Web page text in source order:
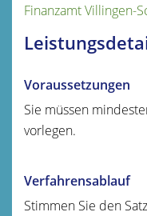
Finanzamt Villingen-
Voraussetzungen
Sie müssen
vorlegen.
Verfahrensablauf
Stimmen Sie den